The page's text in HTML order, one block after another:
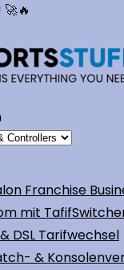
Franchise
mit
DSL Tarifwechsel
&